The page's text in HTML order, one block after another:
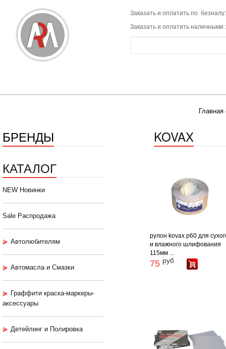
Заказать и оплатить по
Заказать и оплатить наличными
Главная
БРЕНДЫ
КАТАЛОГ
NEW Новинки
Sale Распродажа
Автолюбителям
Автомасла и Смазки
Граффити краска-маркеры-
аксессуары
Детейлинг и Полировка
KOVAX
рулон kovax p60 для
и влажного шлифования
115мм ...
75 руб